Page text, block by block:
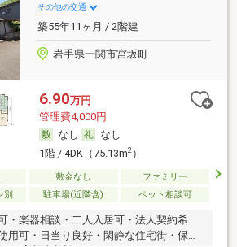
その他の交通
築55年11ヶ月 / 2階建
岩手県一関市宮坂町
6.90万円
管理費4,000円
なし
なし
1階 / 4DK（75.13m2）
敷金なし
ファミリー
別
駐車場(近隣含) ペット相談可
・楽器相談・二人入居可・法人契約希
用可・日当り良好・閑静な住宅街・保証